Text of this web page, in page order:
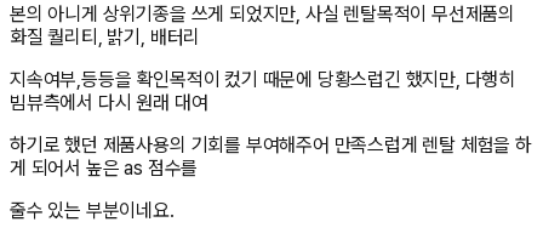
본의 아니게 상위기종을 쓰게 되었지만, 사실 렌탈목적이 무선제품의
화질 퀄리티, 밝기, 배터리
지속여부,등등을 확인목적이 컸기 때문에 당황스럽긴 했지만, 다행히
빔뷰측에서 다시 원래 대여
하기로 했던 제품사용의 기회를 부여해주어 만족스럽게 렌탈 체험을 하
게 되어서 높은 as 점수를
줄수 있는 부분이네요.